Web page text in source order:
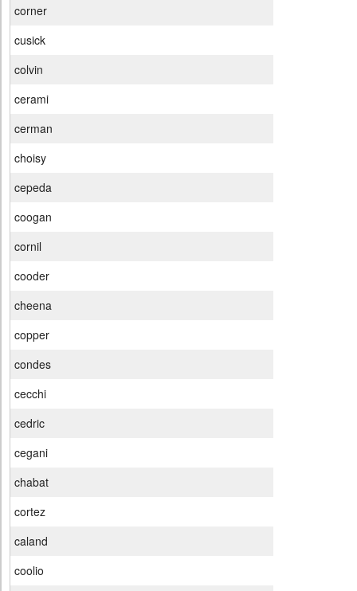
corner
cusick
colvin
cerami
cerman
choisy
cepeda
coogan
cornil
cooder
cheena
copper
condes
cecchi
cedric
cegani
chabat
cortez
caland
coolio